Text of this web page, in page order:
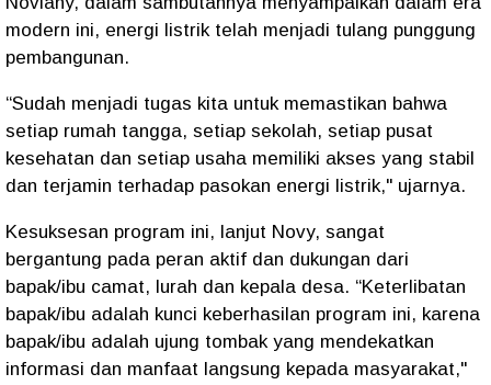
modern ini, energi listrik telah menjadi tulang punggung
pembangunan.
“Sudah menjadi tugas kita untuk memastikan bahwa
setiap rumah tangga, setiap sekolah, setiap pusat
kesehatan dan setiap usaha memiliki akses yang stabil
dan terjamin terhadap pasokan energi listrik," ujarnya.
Kesuksesan program ini, lanjut Novy, sangat
bergantung pada peran aktif dan dukungan dari
bapak/ibu camat, lurah dan kepala desa. “Keterlibatan
bapak/ibu adalah kunci keberhasilan program ini, karena
bapak/ibu adalah ujung tombak yang mendekatkan
informasi dan manfaat langsung kepada masyarakat,"